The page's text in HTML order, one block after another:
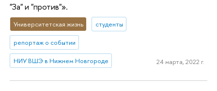
"За" и "против"».
Университетская жизнь студенты
репортаж о событии
НИУ ВШЭ в Нижнем Новгороде 24 марта, 2022 г.